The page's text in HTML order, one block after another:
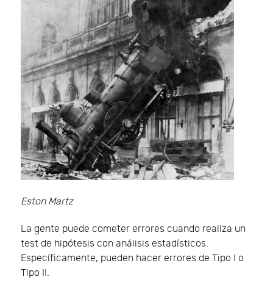
Eston Martz
La gente puede cometer errores cuando realiza un
test de hipótesis con análisis estadísticos.
Específicamente, pueden hacer errores de Tipo I o
Tipo II.